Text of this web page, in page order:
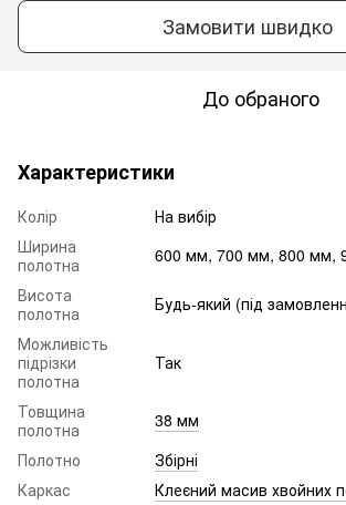
Замовити швидко
До обраного
Характеристики
Колір
На вибір
Ширина
полотна
600 мм, 700 мм, 800 мм,
Висота
полотна
Будь-який (під
Можливість
підрізки
полотна
Так
Товщина
полотна
38 мм
Полотно
Збірні
Каркас
Клеєний масив хвойних